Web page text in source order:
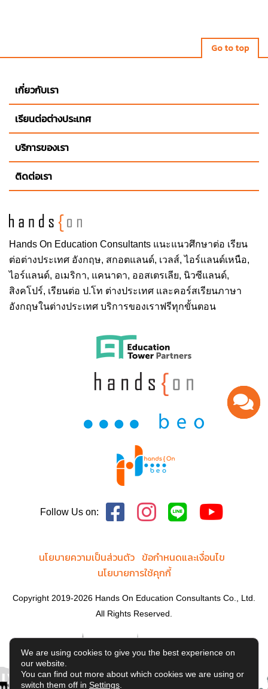
Go to top
Hands On Education Consultants แนะแนวศึกษาต่อ เรียน
ต่อต่างประเทศ อังกฤษ, สกอตแลนด์, เวลส์, ไอร์แลนด์เหนือ,
ไอร์แลนด์, อเมริกา, แคนาดา, ออสเตรเลีย, นิวซีแลนด์,
สิงคโปร์, เรียนต่อ ป.โท ต่างประเทศ และคอร์สเรียนภาษา
อังกฤษในต่างประเทศ บริการของเราฟรีทุกขั้นตอน
เกี่ยวกับเรา
เรียนต่อต่างประเทศ
บริการของเรา
ติดต่อเรา
Follow Us on:
นโยบายความเป็นส่วนตัว ข้อกำหนดและเงื่อนไข
นโยบายการใช้คุกกี้
Copyright 2019-2026 Hands On Education Consultants Co., Ltd.
All Rights Reserved.
We are using cookies to give you the best experience on
our website.
You can find out more about which cookies we are using or
switch them off in Settings